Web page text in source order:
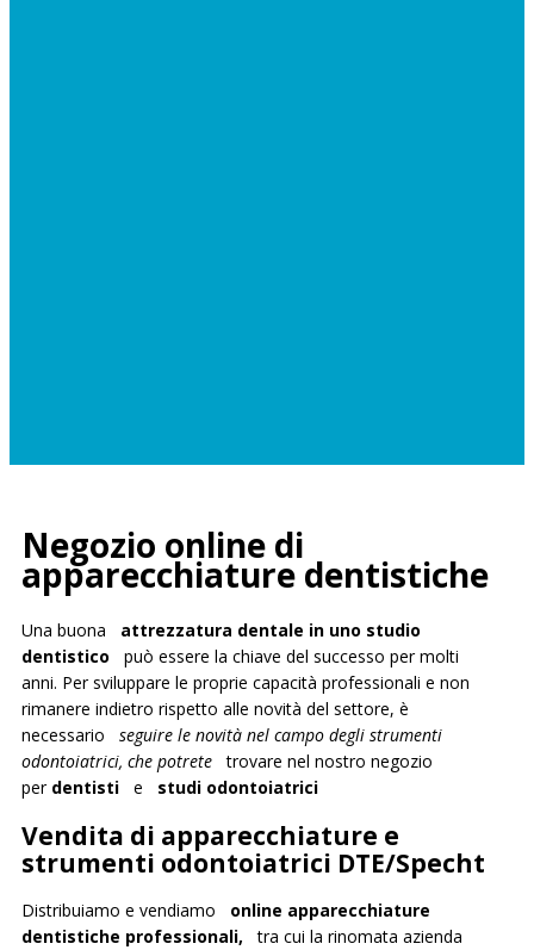
Negozio online di
apparecchiature dentistiche
Una buona attrezzatura dentale in uno studio
dentistico può essere la chiave del successo per molti
anni. Per sviluppare le proprie capacità professionali e non
rimanere indietro rispetto alle novità del settore, è
necessario seguire le novità nel campo degli strumenti
odontoiatrici, che potrete trovare nel nostro negozio
per dentisti e studi odontoiatrici
Vendita di apparecchiature e
strumenti odontoiatrici DTE/Specht
Distribuiamo e vendiamo online apparecchiature
dentistiche professionali, tra cui la rinomata azienda